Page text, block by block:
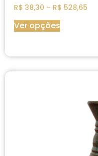
R$ 38,30 – R$ 528,65
Ver opções